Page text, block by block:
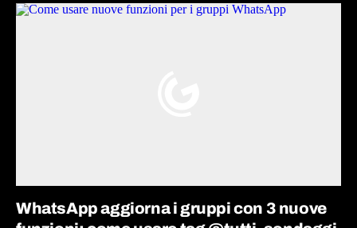
WhatsApp aggiorna i gruppi con 3 nuove